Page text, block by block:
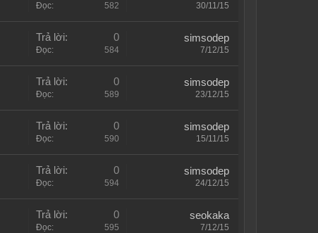
Đọc: 582 30/11/15
Trả lời: 0
Đọc: 584
simsodep
7/12/15
Trả lời: 0
Đọc: 589
simsodep
23/12/15
Trả lời: 0
Đọc: 590
simsodep
15/11/15
Trả lời: 0
Đọc: 594
simsodep
24/12/15
Trả lời: 0
Đọc: 595
seokaka
7/12/15